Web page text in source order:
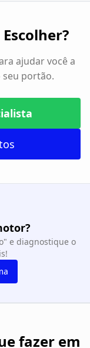
ajudar você a
portão.
e diagnostique o
fazer em